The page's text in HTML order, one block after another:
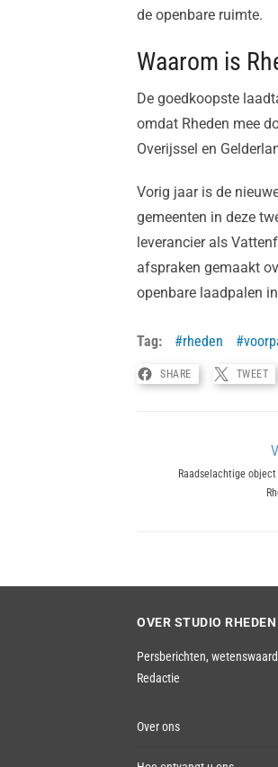
de openbare ruimte.
Waarom is
De goedkoopste
omdat Rheden mee
Overijssel en
Vorig jaar is de
gemeenten in deze
leverancier als
afspraken gemaakt
openbare laadpalen
Tag: rheden
SHARE TWEET
navigatie
Previous
Raadselachtige
OVER STUDIO RHEDEN
Persberichten,
Redactie
Over ons